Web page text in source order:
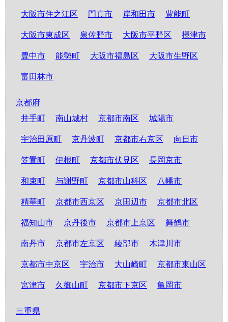
大阪市住之江区 門真市 岸和田市 豊能町
大阪市東成区 泉佐野市 大阪市平野区 摂津市
豊中市 能勢町 大阪市福島区 大阪市生野区
富田林市
京都府
井手町
南山城村 京都市南区 城陽市
宇治田原町 京丹波町 京都市右京区 向日市
笠置町 伊根町 京都市伏見区 長岡京市
和束町 与謝野町 京都市山科区 八幡市
精華町 京都市西京区 京田辺市 京都市北区
福知山市 京丹後市 京都市上京区 舞鶴市
南丹市 京都市左京区 綾部市 木津川市
京都市中京区 宇治市 大山崎町 京都市東山区
宮津市 久御山町 京都市下京区 亀岡市
三重県